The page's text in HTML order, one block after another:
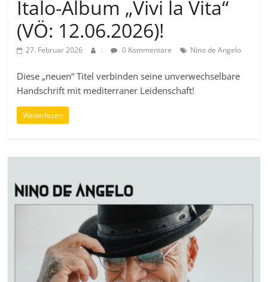
Italo-Album „Vivi la Vita“
(VÖ: 12.06.2026)!
27. Februar 2026 . 0 Kommentare Nino de Angelo
Diese „neuen“ Titel verbinden seine unverwechselbare
Handschrift mit mediterraner Leidenschaft!
Weiterlesen